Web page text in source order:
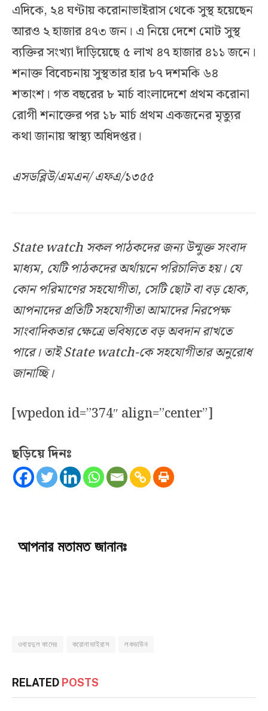
এদিকে, ২৪ ঘণ্টায় করোনাভাইরাস থেকে সুস্থ হয়েছেন
আরও ২ হাজার ৪৭৩ জন। এ নিয়ে দেশে মোট সুস্থ
ব্যক্তির সংখ্যা দাঁড়িয়েছে ৫ লাখ ৪৭ হাজার ৪১১ জনে।
শনাক্ত বিবেচনায় সুস্থতার হার ৮৭ দশমকি ৬৪
শতাংশ। গত বছরের ৮ মার্চ বাংলাদেশে প্রথম করোনা
রোগী শনাক্তের পর ১৮ মার্চ প্রথম একজনের মৃত্যুর
কথা জানায় স্বাস্থ্য অধিদপ্তর।
এসডব্লিউ/এমএন/ এফএ/১৩৫৫
State watch সকল পাঠকদের জন্য উন্মুক্ত সংবাদ
মাধ্যম, যেটি পাঠকদের অর্থায়নে পরিচালিত হয়। যে
কোন পরিমাণের সহযোগীতা, সেটি ছোট বা বড় হোক,
আপনাদের প্রতিটি সহযোগীতা আমাদের নিরপেক্ষ
সাংবাদিকতার ক্ষেত্রে ভবিষ্যতে বড় অবদান রাখতে
পারে। তাই State watch-কে সহযোগীতার অনুরোধ
জানাচ্ছি।
[wpedon id=”374″ align=”center”]
ছড়িয়ে দিনঃ
আপনার মতামত জানানঃ
ওবায়দুল কাদের করোনাভাইরাস লকডাউন
RELATED POSTS